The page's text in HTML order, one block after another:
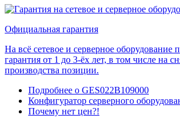
Официальная гарантия
На всё сетевое и серверное оборудование
гарантия от 1 до 3-ёх лет, в том числе на
производства позиции.
Подробнее о GES022B109000
Конфигуратор серверного
Почему нет цен?!